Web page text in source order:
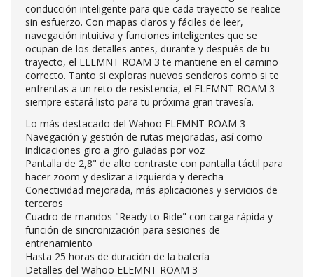
conducción inteligente para que cada trayecto se realice
sin esfuerzo. Con mapas claros y fáciles de leer,
navegación intuitiva y funciones inteligentes que se
ocupan de los detalles antes, durante y después de tu
trayecto, el ELEMNT ROAM 3 te mantiene en el camino
correcto. Tanto si exploras nuevos senderos como si te
enfrentas a un reto de resistencia, el ELEMNT ROAM 3
siempre estará listo para tu próxima gran travesía.
Lo más destacado del Wahoo ELEMNT ROAM 3
Navegación y gestión de rutas mejoradas, así como
indicaciones giro a giro guiadas por voz
Pantalla de 2,8" de alto contraste con pantalla táctil para
hacer zoom y deslizar a izquierda y derecha
Conectividad mejorada, más aplicaciones y servicios de
terceros
Cuadro de mandos "Ready to Ride" con carga rápida y
función de sincronización para sesiones de
entrenamiento
Hasta 25 horas de duración de la batería
Detalles del Wahoo ELEMNT ROAM 3